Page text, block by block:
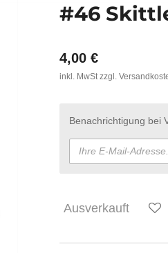
#46
4,00 €
inkl. MwSt zzgl.
Benachrichtigung bei
Ausverkauft